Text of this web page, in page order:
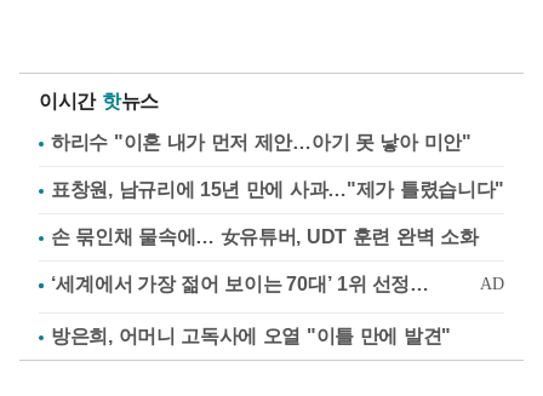
이시간 핫뉴스
하리수 "이혼 내가 먼저 제안…아기 못 낳아 미안"
표창원, 남규리에 15년 만에 사과…"제가 틀렸습니다"
손 묶인채 물속에… 女유튜버, UDT 훈련 완벽 소화
방은희, 어머니 고독사에 오열 "이틀 만에 발견"